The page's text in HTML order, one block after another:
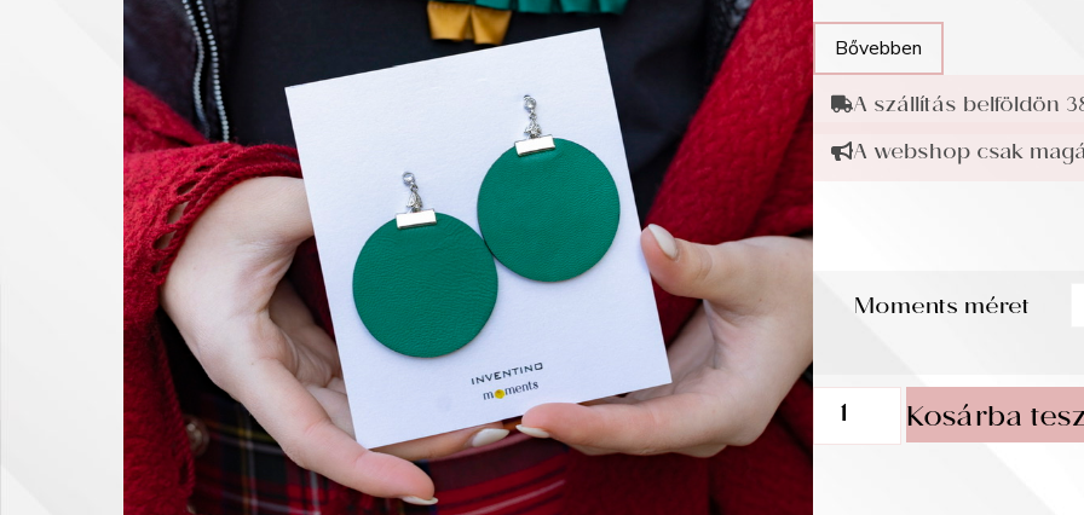
Bővebben
A szállítás belföldön
A webshop csak
Moments méret
Kosárba